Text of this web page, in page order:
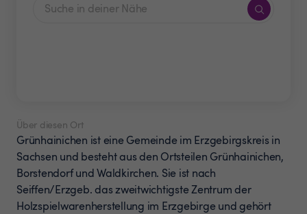
Über diesen Ort
Grünhainichen ist eine Gemeinde im Erzgebirgskreis in
Sachsen und besteht aus den Ortsteilen Grünhainichen,
Borstendorf und Waldkirchen. Sie ist nach
Seiffen/Erzgeb. das zweitwichtigste Zentrum der
Holzspielwarenherstellung im Erzgebirge und gehört